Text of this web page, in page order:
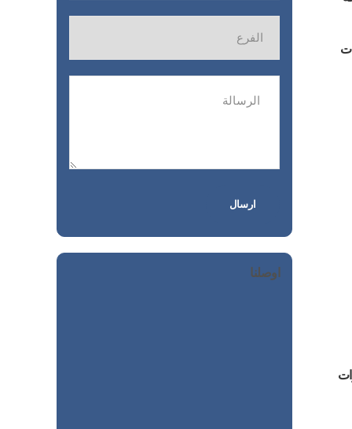
اوصلنا